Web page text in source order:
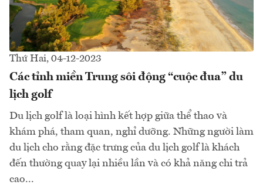
Thứ Hai, 04-12-2023
Các tỉnh miền Trung sôi động “cuộc đua” du
lịch golf
Du lịch golf là loại hình kết hợp giữa thể thao và
khám phá, tham quan, nghỉ dưỡng. Những người làm
du lịch cho rằng đặc trưng của du lịch golf là khách
đến thường quay lại nhiều lần và có khả năng chi trả
cao...